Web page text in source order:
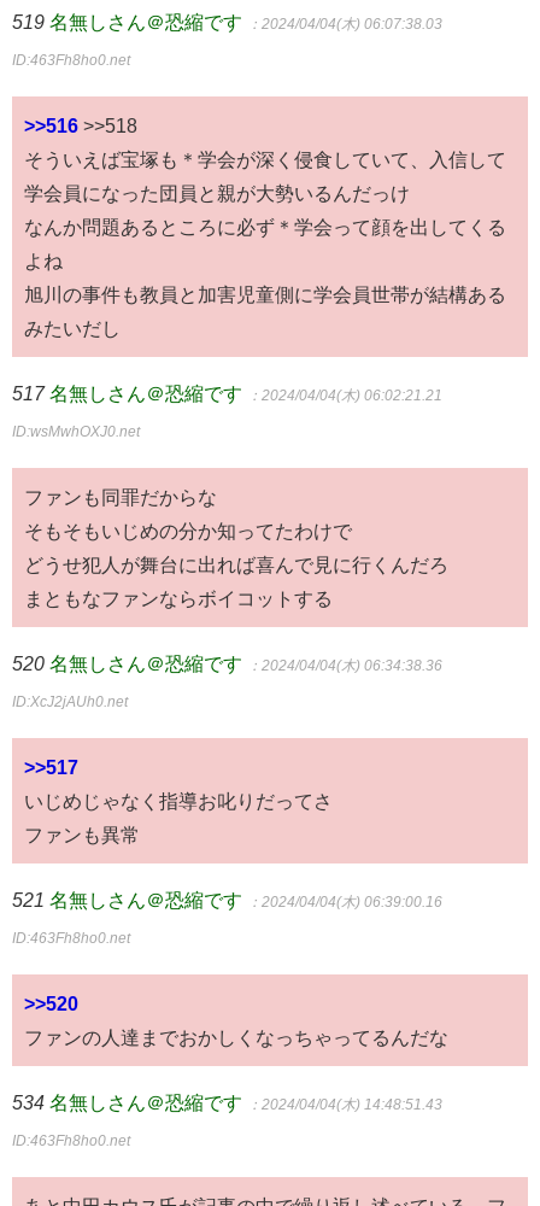
519 名無しさん＠恐縮です ：2024/04/04(木) 06:07:38.03
ID:463Fh8ho0.net
>>516 >>518
そういえば宝塚も＊学会が深く侵食していて、入信して
学会員になった団員と親が大勢いるんだっけ
なんか問題あるところに必ず＊学会って顔を出してくる
よね
旭川の事件も教員と加害児童側に学会員世帯が結構ある
みたいだし
517 名無しさん＠恐縮です ：2024/04/04(木) 06:02:21.21
ID:wsMwhOXJ0.net
ファンも同罪だからな
そもそもいじめの分か知ってたわけで
どうせ犯人が舞台に出れば喜んで見に行くんだろ
まともなファンならボイコットする
520 名無しさん＠恐縮です ：2024/04/04(木) 06:34:38.36
ID:XcJ2jAUh0.net
>>517
いじめじゃなく指導お叱りだってさ
ファンも異常
521 名無しさん＠恐縮です ：2024/04/04(木) 06:39:00.16
ID:463Fh8ho0.net
>>520
ファンの人達までおかしくなっちゃってるんだな
534 名無しさん＠恐縮です ：2024/04/04(木) 14:48:51.43
ID:463Fh8ho0.net